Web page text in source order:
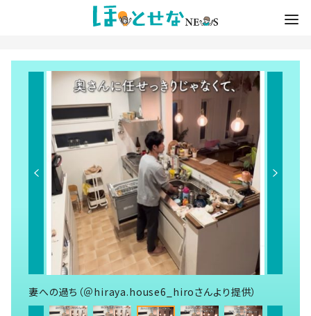
妻への過ち（＠hiraya.house6_hiroさんより提供）